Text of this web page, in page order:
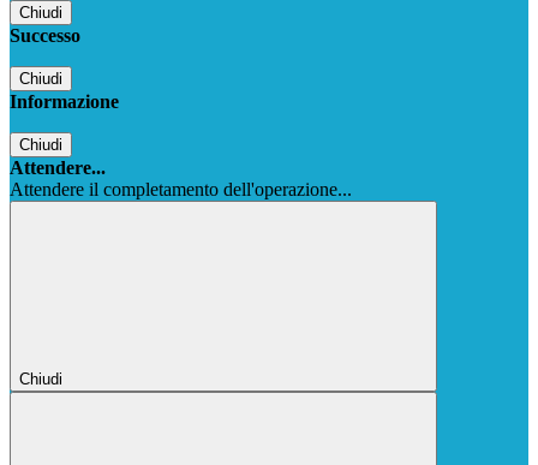
Chiudi
Successo
Chiudi
Informazione
Chiudi
Attendere...
Attendere il completamento dell'operazione...
Chiudi